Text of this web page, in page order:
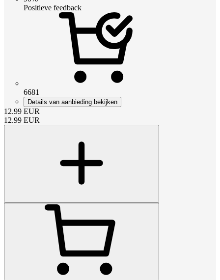
Positieve feedback
6681
Details van aanbieding bekijken
12.99 EUR
12.99 EUR